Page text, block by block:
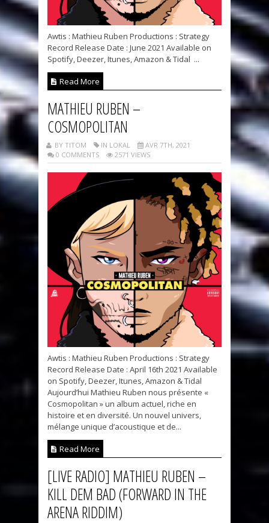
Awtis : Mathieu Ruben Productions : Strategy
Record Release Date : June 2021 Available on
Spotify, Deezer, Itunes, Amazon & Tidal ...
Read More
MATHIEU RUBEN –
COSMOPOLITAN
BY TITOM IN LOKAL
AVR 7TH, 2021
0 COMMENTS
2571 VIEWS
Awtis : Mathieu Ruben Productions : Strategy
Record Release Date : April 16th 2021 Available
on Spotify, Deezer, Itunes, Amazon & Tidal
Aujourd’hui Mathieu Ruben nous présente «
Cosmopolitan » un album actuel, riche en
histoire et en diversité. Un nouvel univers,
mélange unique d’acoustique et de...
Read More
[LIVE RADIO] MATHIEU RUBEN –
KILL DEM BAD (FORWARD IN THE
ARENA RIDDIM)